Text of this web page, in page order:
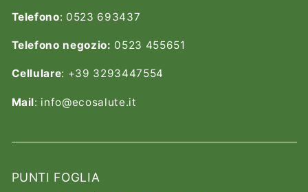
Telefono: 0523 693437
Telefono negozio: 0523 455651
Cellulare: +39 3293447554
Mail: info@ecosalute.it
PUNTI FOGLIA